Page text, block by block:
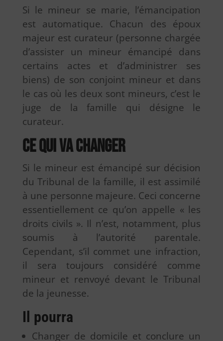
Si le mineur se marie, l’émancipation
est automatique. Chacun des époux
majeur est curateur (personne chargée
d’assister un mineur émancipé dans
certains actes et d’administrer ses
biens) de son conjoint mineur et dans
le cas où les deux sont mineurs, c’est le
juge de la famille qui désigne le
curateur.
Ce qui va changer
Si le mineur est émancipé sur décision
du Tribunal de la famille, il est assimilé
à une personne majeure. Ceci concerne
essentiellement ce qu’on appelle « les
droits civils ». Il n’est, notamment, plus
soumis à l’autorité parentale.
Cependant, s’il commet une infraction,
il sera toujours considéré comme
mineur et renvoyé devant le Tribunal
de la jeunesse.
Il pourra
Changer de domicile et conclure un